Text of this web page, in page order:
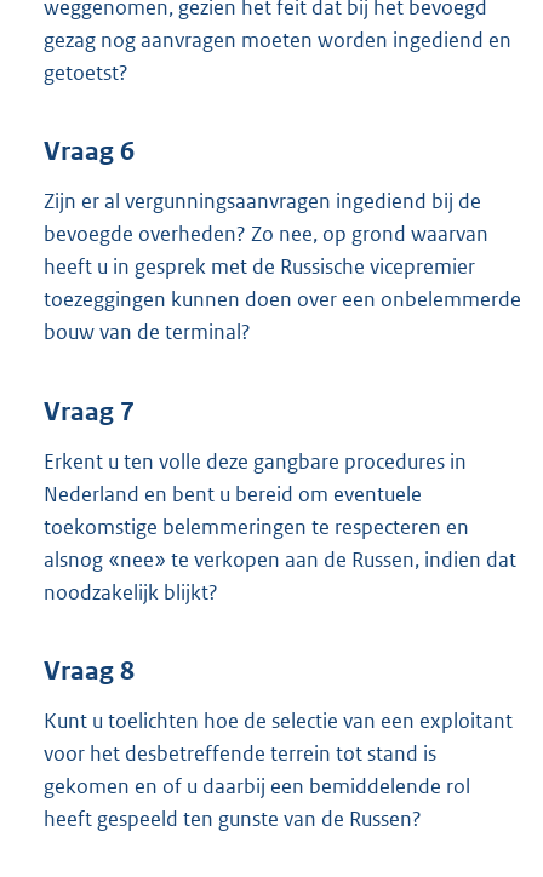
weggenomen, gezien het feit dat bij het bevoegd
gezag nog aanvragen moeten worden ingediend en
getoetst?
Vraag 6
Zijn er al vergunningsaanvragen ingediend bij de
bevoegde overheden? Zo nee, op grond waarvan
heeft u in gesprek met de Russische vicepremier
toezeggingen kunnen doen over een onbelemmerde
bouw van de terminal?
Vraag 7
Erkent u ten volle deze gangbare procedures in
Nederland en bent u bereid om eventuele
toekomstige belemmeringen te respecteren en
alsnog «nee» te verkopen aan de Russen, indien dat
noodzakelijk blijkt?
Vraag 8
Kunt u toelichten hoe de selectie van een exploitant
voor het desbetreffende terrein tot stand is
gekomen en of u daarbij een bemiddelende rol
heeft gespeeld ten gunste van de Russen?